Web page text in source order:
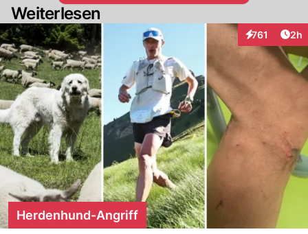
Weiterlesen
761
Interaktionen
2h
Herdenhund-Angriff